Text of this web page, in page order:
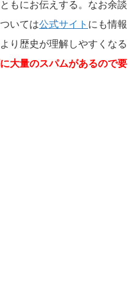
もにお伝えする。なお余談
いては公式サイト にも情報
り歴史が理解しやすくなる
大量のスパムがあるので要